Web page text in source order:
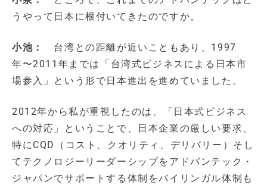
うやって日本に根付いてきたのですか。
小池：
台湾との距離が近いこともあり、1997
年〜2011年までは「台湾式ビジネスによる日本市
場参入」という形で日本進出を進めていました。
2012年から私が重視したのは、「日本式ビジネス
への対応」ということで、日本企業の厳しい要求、
特にCQD（コスト、クオリティ、デリバリー）そし
てテクノロジーリーダーシップをアドバンテック・
ジャパンでサポートする体制をバイリンガル体制も